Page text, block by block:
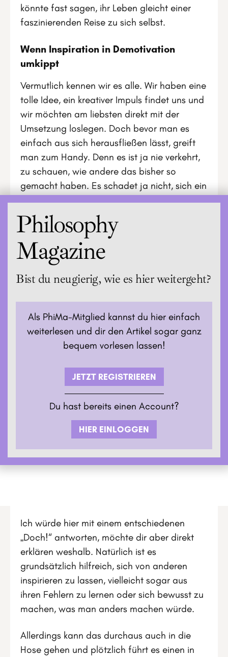
könnte fast sagen, ihr Leben gleicht einer
faszinierenden Reise zu sich selbst.
Wenn Inspiration in Demotivation
umkippt
Vermutlich kennen wir es alle. Wir haben eine
tolle Idee, ein kreativer Impuls findet uns und
wir möchten am liebsten direkt mit der
Umsetzung loslegen. Doch bevor man es
einfach aus sich herausfließen lässt, greift
man zum Handy. Denn es ist ja nie verkehrt,
zu schauen, wie andere das bisher so
gemacht haben. Es schadet ja nicht, sich ein
Philosophy
Magazine
Bist du neugierig, wie es hier weitergeht?
Als PhiMa-Mitglied kannst du hier einfach
weiterlesen und dir den Artikel sogar ganz
bequem vorlesen lassen!
JETZT REGISTRIEREN
Du hast bereits einen Account?
HIER EINLOGGEN
Ich würde hier mit einem entschiedenen
„Doch!“ antworten, möchte dir aber direkt
erklären weshalb. Natürlich ist es
grundsätzlich hilfreich, sich von anderen
inspirieren zu lassen, vielleicht sogar aus
ihren Fehlern zu lernen oder sich bewusst zu
machen, was man anders machen würde.
Allerdings kann das durchaus auch in die
Hose gehen und plötzlich führt es einen in